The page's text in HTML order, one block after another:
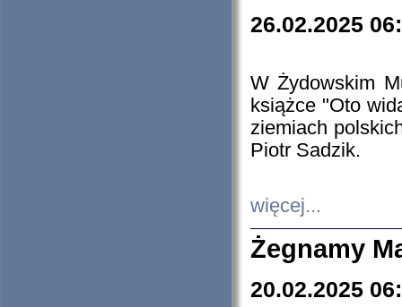
26.02.2025
W Żydowskim
książce "Oto
ziemiach
Piotr Sadzik.
więcej...
Żegnamy
20.02.2025